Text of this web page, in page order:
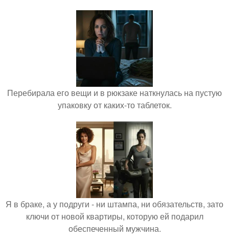
Перебирала его вещи и в рюкзаке наткнулась на пустую
упаковку от каких-то таблеток.
Я в браке, а у подруги - ни штампа, ни обязательств, зато
ключи от новой квартиры, которую ей подарил
обеспеченный мужчина.